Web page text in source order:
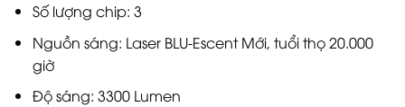
Số lượng chip: 3
Nguồn sáng: Laser BLU-Escent Mới, tuổi thọ 20.000
giờ
Độ sáng: 3300 Lumen